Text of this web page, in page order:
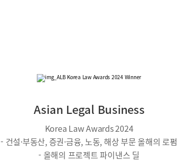
Asian Legal Business
Korea Law Awards 2024
- 건설·부동산, 증권·금융, 노동, 해상 부문 올해의 로펌
- 올해의 프로젝트 파이낸스 딜